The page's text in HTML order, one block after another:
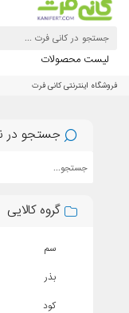
محصولات
اینترنتی کانی فرت
جستجو در نتایج
گروه کالایی